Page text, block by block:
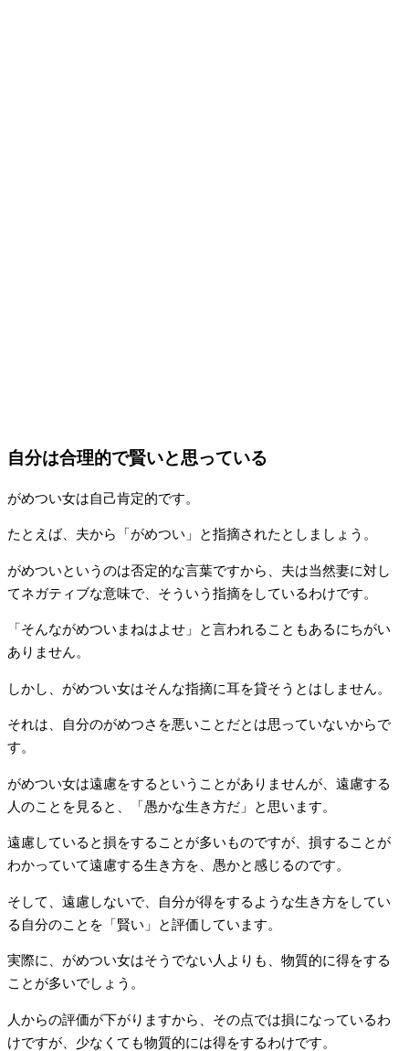
自分は合理的で賢いと思っている
がめつい女は自己肯定的です。
たとえば、夫から「がめつい」と指摘されたとしましょう。
がめついというのは否定的な言葉ですから、夫は当然妻に対し
てネガティブな意味で、そういう指摘をしているわけです。
「そんながめついまねはよせ」と言われることもあるにちがい
ありません。
しかし、がめつい女はそんな指摘に耳を貸そうとはしません。
それは、自分のがめつさを悪いことだとは思っていないからで
す。
がめつい女は遠慮をするということがありませんが、遠慮する
人のことを見ると、「愚かな生き方だ」と思います。
遠慮していると損をすることが多いものですが、損することが
わかっていて遠慮する生き方を、愚かと感じるのです。
そして、遠慮しないで、自分が得をするような生き方をしてい
る自分のことを「賢い」と評価しています。
実際に、がめつい女はそうでない人よりも、物質的に得をする
ことが多いでしょう。
人からの評価が下がりますから、その点では損になっているわ
けですが、少なくても物質的には得をするわけです。